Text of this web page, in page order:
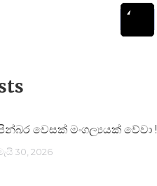
වෙසක් මංගල්‍යයක් වේවා !
30, 2026